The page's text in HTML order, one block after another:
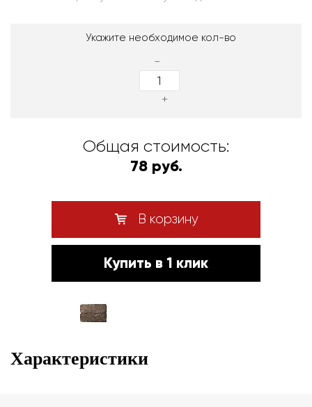
Укажите необходимое кол-во
-
+
Общая стоимость:
78 руб.
В корзину
Купить в 1 клик
Характеристики